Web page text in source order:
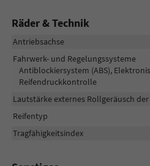
Räder & Technik
Antriebsachse
Fahrwerk- und Regelungssysteme
Antiblockiersystem (ABS),
Reifendruckkontrolle
Lautstärke externes Rollgeräusch der
Reifentyp
Tragfähigkeitsindex